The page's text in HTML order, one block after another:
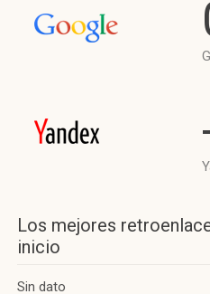
Los mejores
inicio
Sin dato